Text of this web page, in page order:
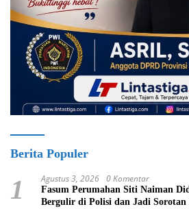
Berita Populer
1 Agustus 3, 2026 0 Komentar
Fasum Perumahan Siti Naiman
Bergulir di Polisi dan Jadi Sorotan